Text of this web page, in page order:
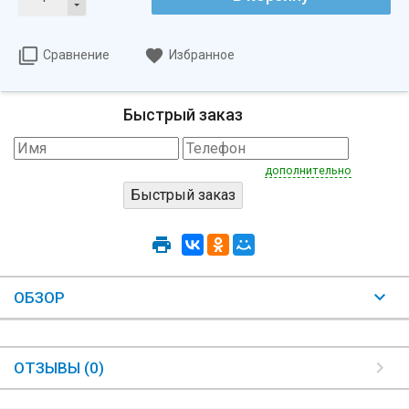
Сравнение Избранное
Быстрый заказ
дополнительно
ОБЗОР
ОТЗЫВЫ (0)